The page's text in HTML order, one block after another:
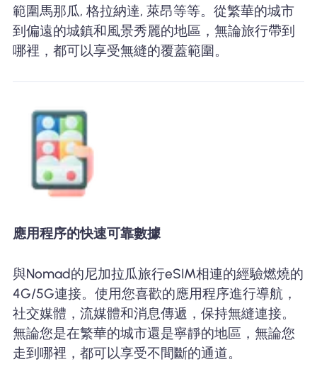
範圍馬那瓜, 格拉納達, 萊昂等等。從繁華的城市
到偏遠的城鎮和風景秀麗的地區，無論旅行帶到
哪裡，都可以享受無縫的覆蓋範圍。
應用程序的快速可靠數據
與Nomad的尼加拉瓜旅行eSIM相連的經驗燃燒的
4G/5G連接。使用您喜歡的應用程序進行導航，
社交媒體，流媒體和消息傳遞，保持無縫連接。
無論您是在繁華的城市還是寧靜的地區，無論您
走到哪裡，都可以享受不間斷的通道。